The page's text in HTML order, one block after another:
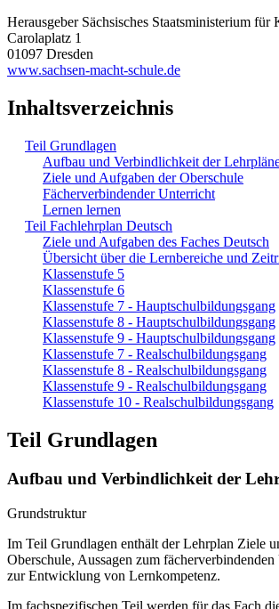
Herausgeber Sächsisches Staatsministerium für
Carolaplatz 1
01097 Dresden
www.sachsen-macht-schule.de
Inhaltsverzeichnis
Teil Grundlagen
Aufbau und Verbindlichkeit der
Ziele und Aufgaben der Oberschule
Fächerverbindender Unterricht
Lernen lernen
Teil Fachlehrplan Deutsch
Ziele und Aufgaben des Faches Deutsch
Übersicht über die Lernbereiche und
Klassenstufe 5
Klassenstufe 6
Klassenstufe 7 - Hauptschulbildungsgang
Klassenstufe 8 - Hauptschulbildungsgang
Klassenstufe 9 - Hauptschulbildungsgang
Klassenstufe 7 - Realschulbildungsgang
Klassenstufe 8 - Realschulbildungsgang
Klassenstufe 9 - Realschulbildungsgang
Klassenstufe 10 - Realschulbildungsgang
Teil Grundlagen
Aufbau und Verbindlichkeit der
Grundstruktur
Im Teil Grundlagen enthält der Lehrplan Ziele
Oberschule, Aussagen zum
zur Entwicklung von Lernkompetenz.